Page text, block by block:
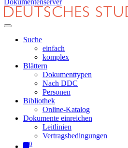
Dokumentenserver
Suche
einfach
komplex
Blättern
Dokumenttypen
Nach DDC
Personen
Bibliothek
Online-Katalog
Dokumente einreichen
Leitlinien
Vertragsbedingungen
0